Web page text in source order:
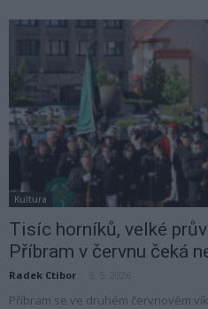
Kultura
Tisíc horníků, velké
Příbram v červnu čeká
Radek Ctibor
Příbram se ve druhém červnovém